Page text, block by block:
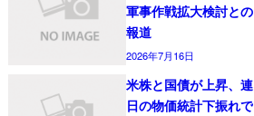
軍事作戦拡大検討との
報道
2026年7月16日
米株と国債が上昇、連
日の物価統計下振れで